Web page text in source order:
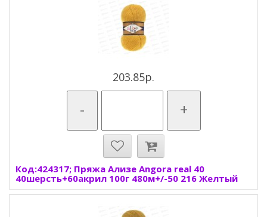
203.85р.
- +
Код:424317; Пряжа Ализе Angora real 40
40шерсть+60акрил 100г 480м+/-50 216 Желтый